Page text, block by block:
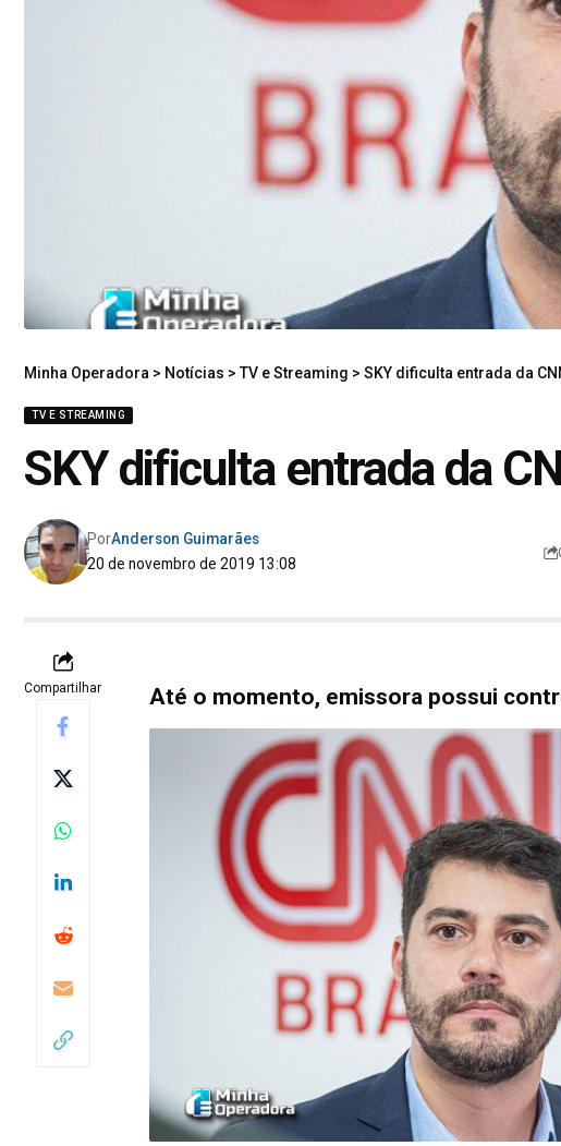
Minha Operadora > Notícias > TV e Streaming > SKY dificulta entrada da
TV E STREAMING
SKY dificulta entrada da
20 de novembro de 2019 13:08
PorAnderson Guimarães
Compartilhar Até o momento, emissora possui